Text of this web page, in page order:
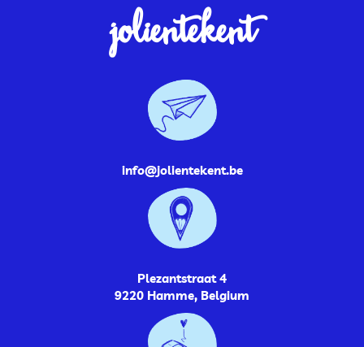
jolientekent
info@jolientekent.be
Plezantstraat 4
9220 Hamme, Belgium